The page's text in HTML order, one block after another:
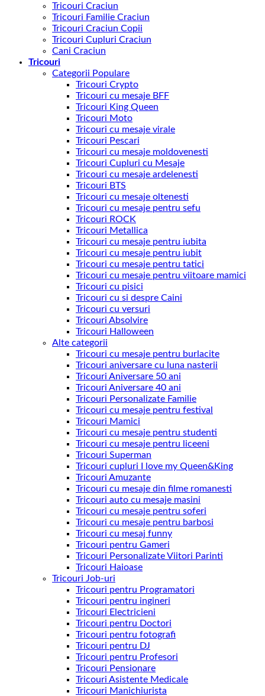
Tricouri Craciun
Tricouri Familie Craciun
Tricouri Craciun Copii
Tricouri Cupluri Craciun
Cani Craciun
Tricouri
Categorii Populare
Tricouri Crypto
Tricouri cu mesaje BFF
Tricouri King Queen
Tricouri Moto
Tricouri cu mesaje virale
Tricouri Pescari
Tricouri cu mesaje moldovenesti
Tricouri Cupluri cu Mesaje
Tricouri cu mesaje ardelenesti
Tricouri BTS
Tricouri cu mesaje oltenesti
Tricouri cu mesaje pentru sefu
Tricouri ROCK
Tricouri Metallica
Tricouri cu mesaje pentru iubita
Tricouri cu mesaje pentru iubit
Tricouri cu mesaje pentru tatici
Tricouri cu mesaje pentru viitoare mamici
Tricouri cu pisici
Tricouri cu si despre Caini
Tricouri cu versuri
Tricouri Absolvire
Tricouri Halloween
Alte categorii
Tricouri cu mesaje pentru burlacite
Tricouri aniversare cu luna nasterii
Tricouri Aniversare 50 ani
Tricouri Aniversare 40 ani
Tricouri Personalizate Familie
Tricouri cu mesaje pentru festival
Tricouri Mamici
Tricouri cu mesaje pentru studenti
Tricouri cu mesaje pentru liceeni
Tricouri Superman
Tricouri cupluri I love my Queen&King
Tricouri Amuzante
Tricouri cu mesaje din filme romanesti
Tricouri auto cu mesaje masini
Tricouri cu mesaje pentru soferi
Tricouri cu mesaje pentru barbosi
Tricouri cu mesaj funny
Tricouri pentru Gameri
Tricouri Personalizate Viitori Parinti
Tricouri Haioase
Tricouri Job-uri
Tricouri pentru Programatori
Tricouri pentru ingineri
Tricouri Electricieni
Tricouri pentru Doctori
Tricouri pentru fotografi
Tricouri pentru DJ
Tricouri pentru Profesori
Tricouri Pensionare
Tricouri Asistente Medicale
Tricouri Manichiurista